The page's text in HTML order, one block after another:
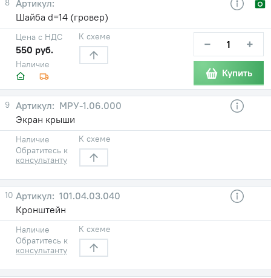
8
Шайба d=14 (гровер)
Наличие
Цена с НДС
550 руб.
К схеме − +
Купить
9
МРУ-1.06.000
Экран крыши
Наличие
Обратитесь к
консультанту
К схеме
10
101.04.03.040
Кронштейн
Наличие
Обратитесь к
консультанту
К схеме